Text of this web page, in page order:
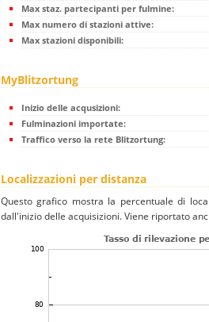
Max staz. partecipanti per fulmine:
Max numero di stazioni attive:
Max stazioni disponibili:
MyBlitzortung
Inizio delle acqusizioni:
Fulminazioni importate:
Traffico verso la rete Blitzortung:
Localizzazioni per distanza
Questo grafico mostra la percentuale di
dall'inizio delle acquisizioni. Viene riportato